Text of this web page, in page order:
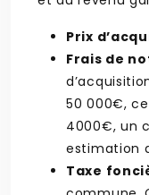
Prix
Frais de
50 000€,
4000€, un
estimation
Taxe